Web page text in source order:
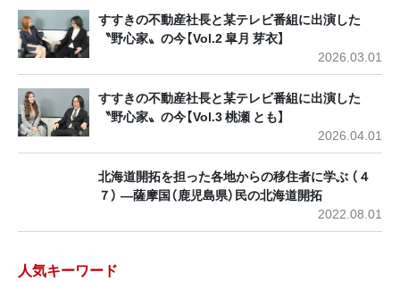
すすきの不動産社長と某テレビ番組に出演した
〝野心家〟の今【Vol.2 皐月 芽衣】
2026.03.01
すすきの不動産社長と某テレビ番組に出演した
〝野心家〟の今【Vol.3 桃瀬 とも】
2026.04.01
北海道開拓を担った各地からの移住者に学ぶ （４
７） ―薩摩国（鹿児島県）民の北海道開拓
2022.08.01
人気キーワード